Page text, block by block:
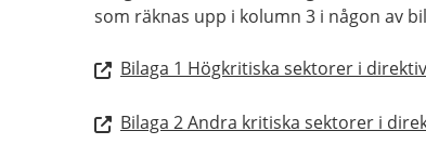
som räknas upp i kolumn 3 i någon av
Bilaga 1 Högkritiska sektorer i
Bilaga 2 Andra kritiska sektorer i